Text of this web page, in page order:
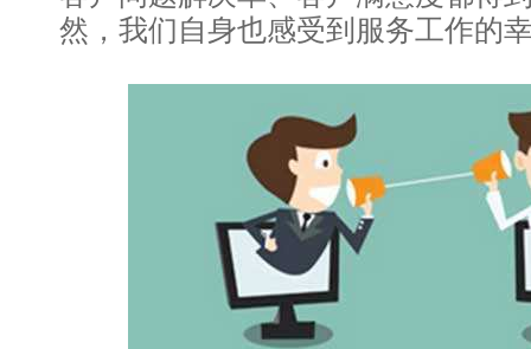
然，我们自身也感受到服务工作的